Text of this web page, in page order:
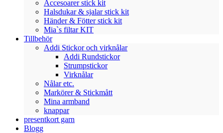
Accesoarer stick kit
Halsdukar & sjalar stick kit
Händer & Fötter stick kit
Mia`s filtar KIT
Tillbehör
Addi Stickor och virknålar
Addi Rundstickor
Strumpstickor
Virknålar
Nålar etc.
Markörer & Stickmått
Mina armband
knappar
presentkort garn
Blogg